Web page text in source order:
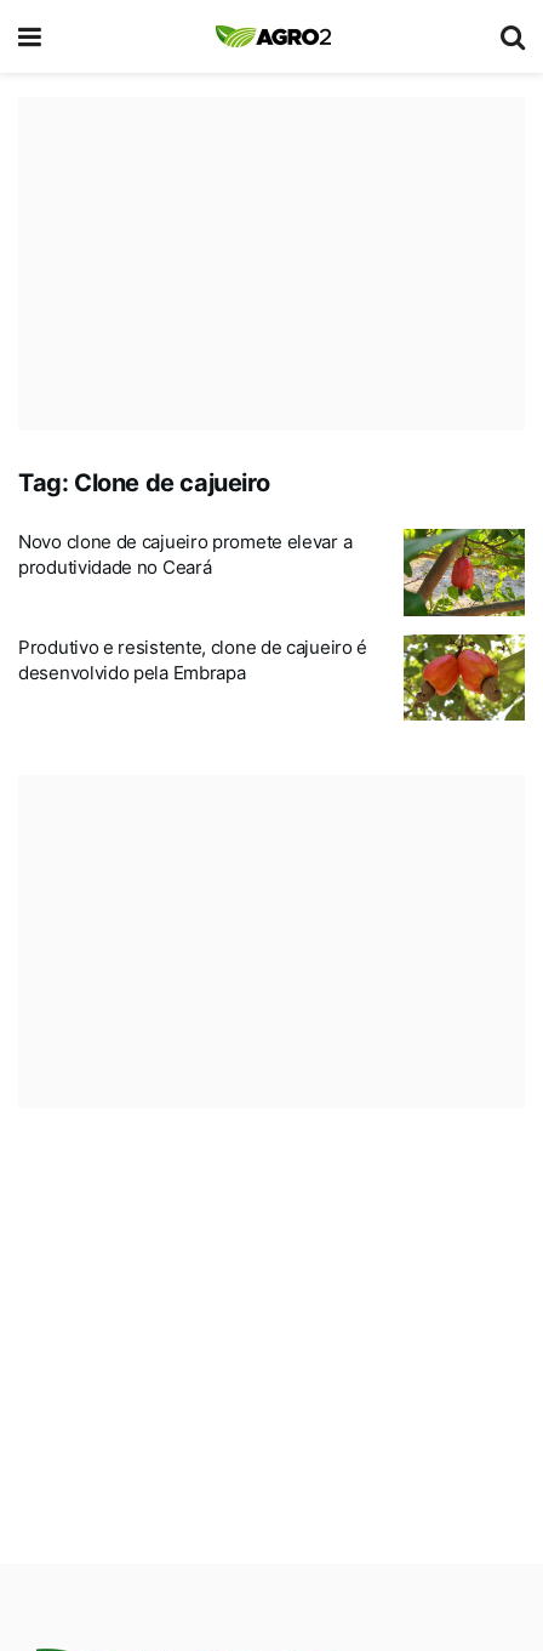
Tag: Clone de cajueiro
Novo clone de cajueiro promete elevar a
produtividade no Ceará
Produtivo e resistente, clone de cajueiro é
desenvolvido pela Embrapa